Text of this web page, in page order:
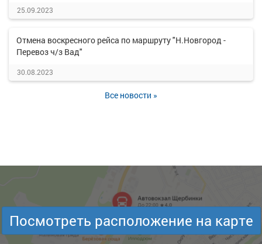
25.09.2023
Отмена воскресного рейса по маршруту "Н.Новгород -
Перевоз ч/з Вад"
30.08.2023
Все новости »
Посмотреть расположение на карте